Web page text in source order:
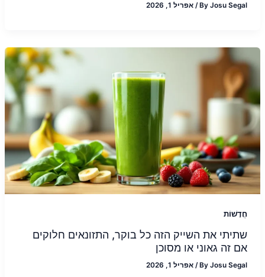
ByJosu Segal
/ אפריל 1, 2026
חֲדָשׁוֹת
שתיתי את השייק הזה כל בוקר, התזונאים חלוקים
אם זה גאוני או מסוכן
ByJosu Segal
/ אפריל 1, 2026